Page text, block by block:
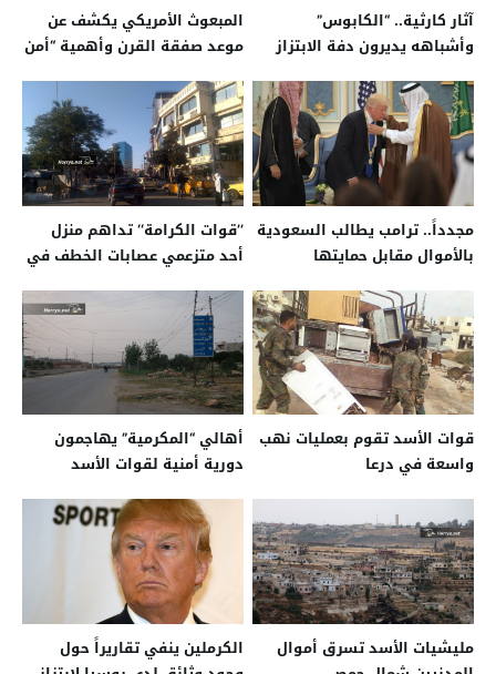
آثار كارثية.. “الكابوس”
وأشباهه يديرون دفة الابتزاز
المبعوث الأمريكي يكشف عن
موعد صفقة القرن وأهمية “أمن
مجدداً.. ترامب يطالب السعودية
بالأموال مقابل حمايتها
’’قوات الكرامة‘‘ تداهم منزل
أحد متزعمي عصابات الخطف في
قوات الأسد تقوم بعمليات نهب
واسعة في درعا
أهالي “المكرمية” يهاجمون
دورية أمنية لقوات الأسد
مليشيات الأسد تسرق أموال
الكرملين ينفي تقاريراً حول